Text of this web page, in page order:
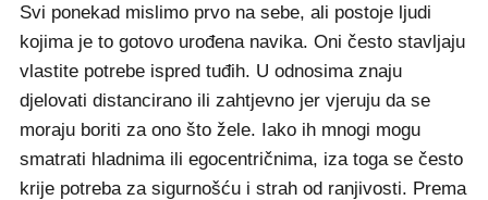
Svi ponekad mislimo prvo na sebe, ali postoje ljudi
kojima je to gotovo urođena navika. Oni često stavljaju
vlastite potrebe ispred tuđih. U odnosima znaju
djelovati distancirano ili zahtjevno jer vjeruju da se
moraju boriti za ono što žele. Iako ih mnogi mogu
smatrati hladnima ili egocentričnima, iza toga se često
krije potreba za sigurnošću i strah od ranjivosti. Prema